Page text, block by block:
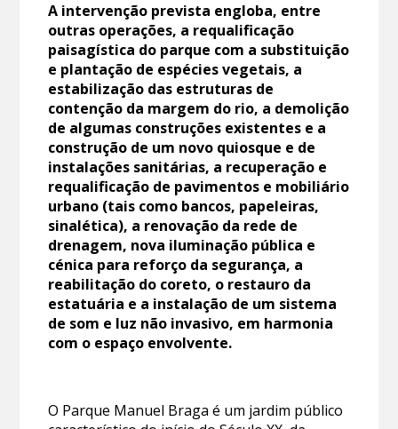
A intervenção prevista engloba, entre
outras operações, a requalificação
paisagística do parque com a substituição
e plantação de espécies vegetais, a
estabilização das estruturas de
contenção da margem do rio, a demolição
de algumas construções existentes e a
construção de um novo quiosque e de
instalações sanitárias, a recuperação e
requalificação de pavimentos e mobiliário
urbano (tais como bancos, papeleiras,
sinalética), a renovação da rede de
drenagem, nova iluminação pública e
cénica para reforço da segurança, a
reabilitação do coreto, o restauro da
estatuária e a instalação de um sistema
de som e luz não invasivo, em harmonia
com o espaço envolvente.
O Parque Manuel Braga é um jardim público